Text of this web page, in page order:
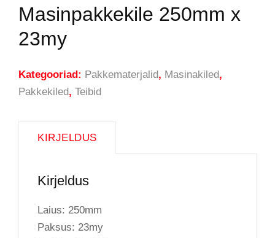
Masinpakkekile 250mm x
23my
Kategooriad: Pakkematerjalid, Masinakiled,
Pakkekiled, Teibid
KIRJELDUS
Kirjeldus
Laius: 250mm
Paksus: 23my